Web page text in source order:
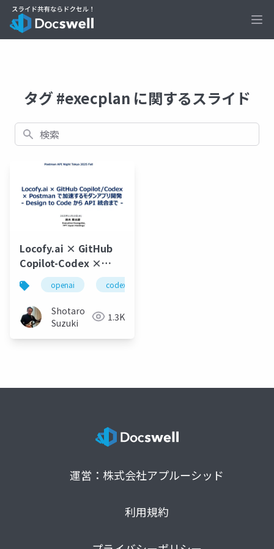
タグ #execplan に関するスライド
検索
Locofy.ai × GitHub
Copilot-Codex ×
Postman で加速するモ
ダンアプリ開発
openai codex
Shotaro
Suzuki
1.3K
運営：株式会社アプルーシッド
利用規約